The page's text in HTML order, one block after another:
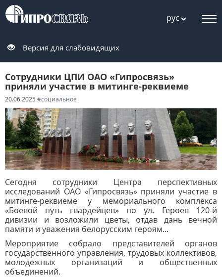
рус
Версия для слабовидящих
Сотрудники ЦПИ ОАО «Гипросвязь»
приняли участие в митинге-реквиеме
20.06.2025 #социальное
Сегодня сотрудники Центра перспективных
исследований ОАО «Гипросвязь» приняли участие в
митинге-реквиеме у мемориального комплекса
«Боевой путь гвардейцев» по ул. Героев 120-й
дивизии и возложили цветы, отдав дань вечной
памяти и уважения белорусским героям...
Мероприятие собрало представителей органов
государственного управления, трудовых коллективов,
молодежных организаций и общественных
объединений.